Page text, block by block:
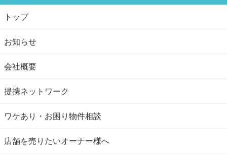
トップ
お知らせ
会社概要
提携ネットワーク
ワケあり・お困り物件相談
店舗を売りたいオーナー様へ